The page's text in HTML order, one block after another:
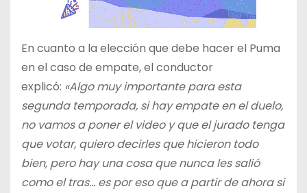
En cuanto a la elección que debe hacer el Puma
en el caso de empate, el conductor
explicó: «Algo muy importante para esta
segunda temporada, si hay empate en el duelo,
no vamos a poner el video y que el jurado tenga
que votar, quiero decirles que hicieron todo
bien, pero hay una cosa que nunca les salió
como el tras… es por eso que a partir de ahora si